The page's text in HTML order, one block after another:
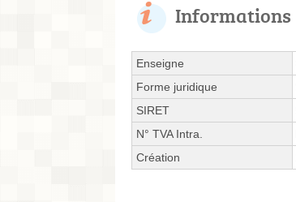
Informations
Enseigne
Forme juridique
SIRET
N° TVA Intra.
Création